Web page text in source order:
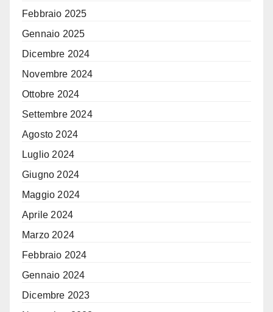
Febbraio 2025
Gennaio 2025
Dicembre 2024
Novembre 2024
Ottobre 2024
Settembre 2024
Agosto 2024
Luglio 2024
Giugno 2024
Maggio 2024
Aprile 2024
Marzo 2024
Febbraio 2024
Gennaio 2024
Dicembre 2023